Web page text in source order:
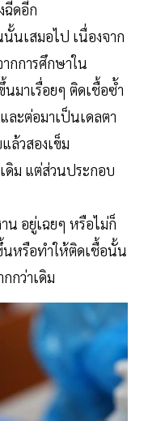
ฉีดอีก
นเสมอไป เนื่องจาก
กการศึกษาใน
นมาเรื่อยๆ ติดเชื้อซ้ำ
ละต่อมาเป็นเดลตา
ล้วสองเข็ม
ดิม แต่ส่วนประกอบ
น อยู่เฉยๆ หรือไม่ก็
นหรือทำให้ติดเชื้อนั้น
กว่าเดิม